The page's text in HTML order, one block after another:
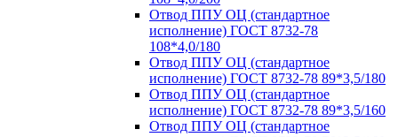
Отвод ППУ ОЦ (стандартное
исполнение) ГОСТ 8732-78
108*4,0/180
Отвод ППУ ОЦ (стандартное
исполнение) ГОСТ 8732-78 89*3,5/180
Отвод ППУ ОЦ (стандартное
исполнение) ГОСТ 8732-78 89*3,5/160
Отвод ППУ ОЦ (стандартное